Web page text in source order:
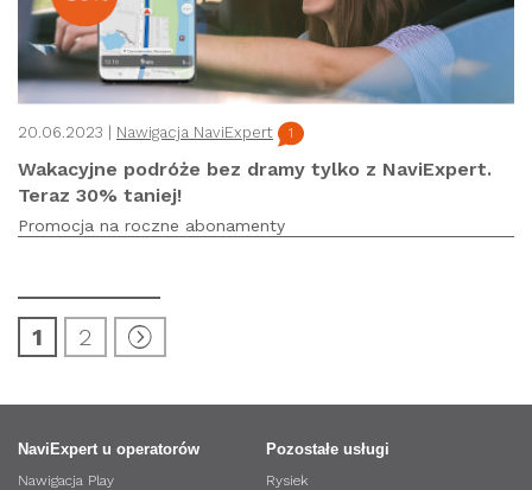
20.06.2023 | Nawigacja NaviExpert 1
Wakacyjne podróże bez dramy tylko z NaviExpert.
Teraz 30% taniej!
Promocja na roczne abonamenty
1 2
NaviExpert u operatorów
Nawigacja Play
Pozostałe usługi
Rysiek